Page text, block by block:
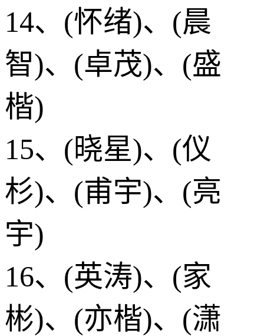
14、(怀绪)、(晨
智)、(卓茂)、(盛
楷)
15、(晓星)、(仪
杉)、(甫宇)、(亮
宇)
16、(英涛)、(家
彬)、(亦楷)、(潇